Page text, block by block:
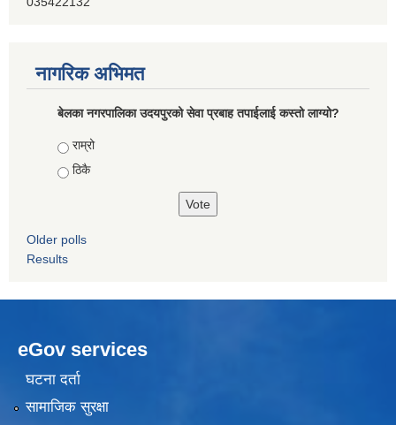
नागरिक अभिमत
बेलका नगरपालिका उदयपुरको सेवा प्रबाह तपाईलाई कस्तो लाग्यो?
Choices
राम्रो
ठिकै
Older polls
Results
eGov services
घटना दर्ता
सामाजिक सुरक्षा